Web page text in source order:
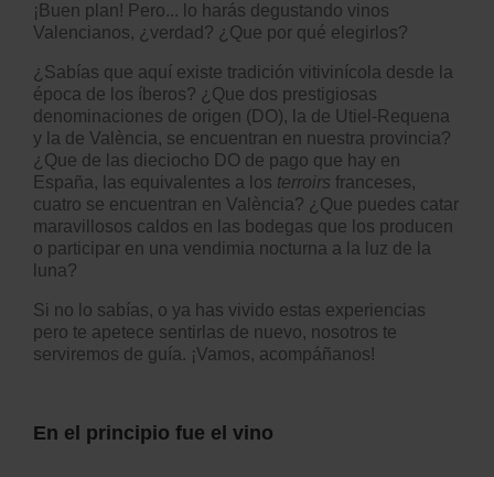
¡Buen plan! Pero... lo harás degustando vinos
Valencianos, ¿verdad? ¿Que por qué elegirlos?
¿Sabías que aquí existe tradición vitivinícola desde la
época de los íberos? ¿Que dos prestigiosas
denominaciones de origen (DO), la de Utiel-Requena
y la de València, se encuentran en nuestra provincia?
¿Que de las dieciocho DO de pago que hay en
España, las equivalentes a los terroirs franceses,
cuatro se encuentran en València? ¿Que puedes catar
maravillosos caldos en las bodegas que los producen
o participar en una vendimia nocturna a la luz de la
luna?
Si no lo sabías, o ya has vivido estas experiencias
pero te apetece sentirlas de nuevo, nosotros te
serviremos de guía. ¡Vamos, acompáñanos!
En el principio fue el vino